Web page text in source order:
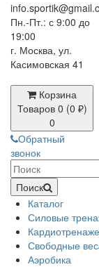
Пн.-Пт.: с 9:00 до
19:00
г. Москва, ул.
Касимовская 41
Корзина
Товаров 0 (0 ₽)
0
Обратный
звонок
Поиск
Каталог
Силовые
Свободные
Аэробика